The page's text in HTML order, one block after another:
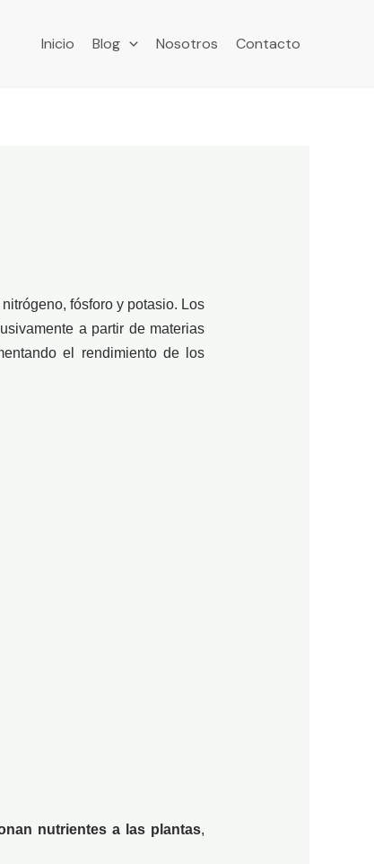
Inicio Blog Nosotros Contacto
fósforo y potasio. Los
a partir de materias
el rendimiento de los
nutrientes a las plantas,